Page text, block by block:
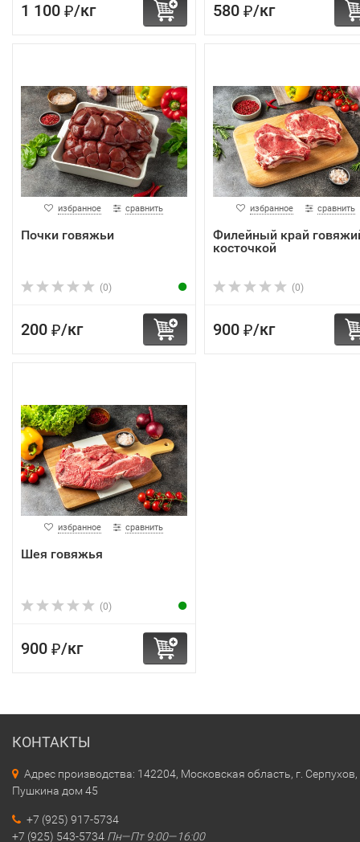
1 100 ₽/кг 580 ₽/кг
избранное сравнить
Почки говяжьи
(0)
200 ₽/кг
избранное сравнить
Филейный край
косточкой
(0)
900 ₽/кг
избранное сравнить
Шея говяжья
(0)
900 ₽/кг
КОНТАКТЫ
Адрес производства: 142204, Московская область, г. Серпухов,
Пушкина дом 45
+7 (925) 917-5734
+7 (925) 543-5734 Пн—Пт 9:00—16:00